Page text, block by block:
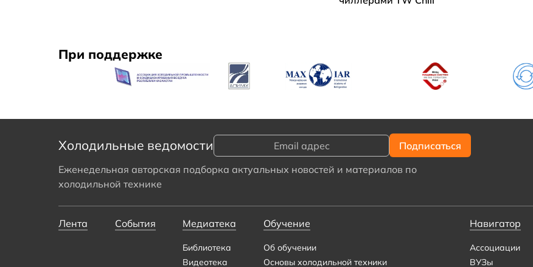
При поддержке
Холодильные ведомости
Еженедельная авторская подборка актуальных новостей и материалов по
холодильной технике
Лента События Медиатека
Библиотека
Видеотека
Обучение
Об обучении
Основы холодильной техники
Навигатор
Ассоциации
ВУЗы